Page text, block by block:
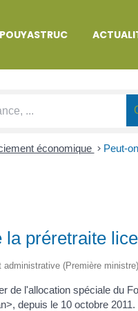
économique > Peut-
préretraite
(Première ministre)
de l'allocation spéciale du
depuis le 10 octobre 2011.